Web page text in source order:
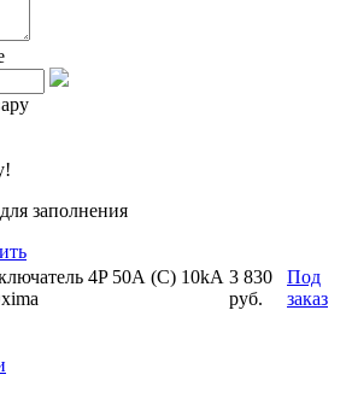
заполнения
4P 50А (C) 10kA 3 830
руб.
Под
заказ